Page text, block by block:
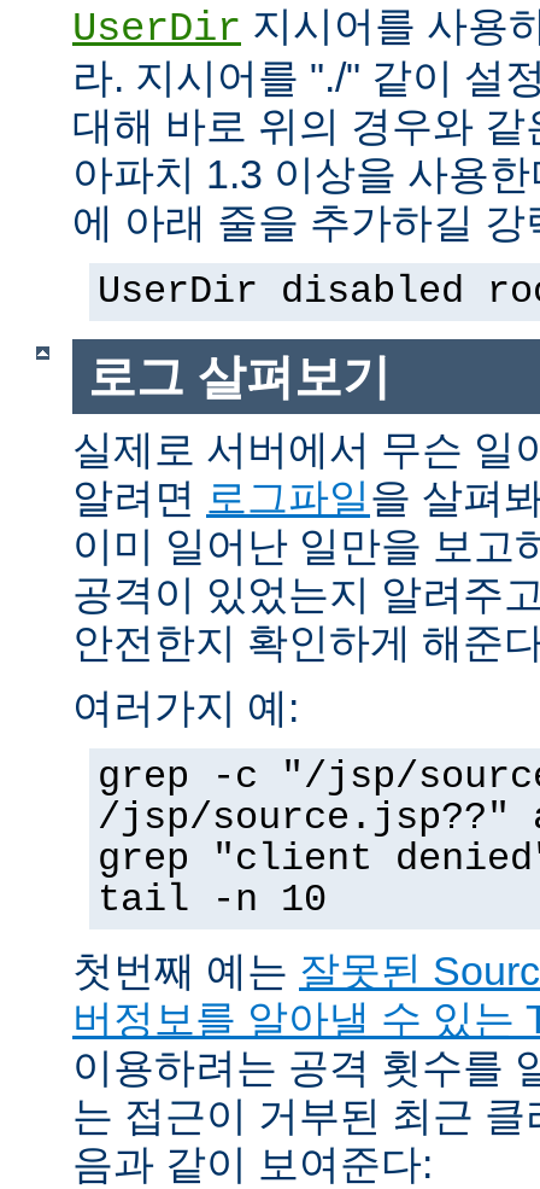
UserDir 지시어를 사용
라. 지시어를 "./" 같이 설
대해 바로 위의 경우와
아파치 1.3 이상을 사용
에 아래 줄을 추가하길 강
UserDir disabled
로그 살펴보기
실제로 서버에서 무슨 일
알려면 로그파일을 살펴
이미 일어난 일만을 보고
공격이 있었는지 알려주
안전한지 확인하게 해준
여러가지 예:
grep -c "/jsp/
/jsp/source.jsp??"
grep "client
tail -n 10
첫번째 예는 잘못된
버정보를 알아낼 수 있는
이용하려는 공격 횟수를
는 접근이 거부된 최근
음과 같이 보여준다: